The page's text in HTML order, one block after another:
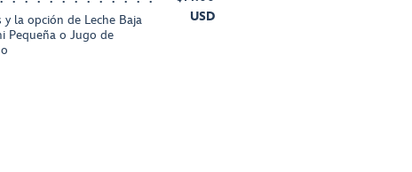
la opción de Leche Baja
Pequeña o Jugo de
USD